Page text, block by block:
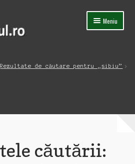
Meniu
Rezultate de căutare pentru „sibiu”
căutării: